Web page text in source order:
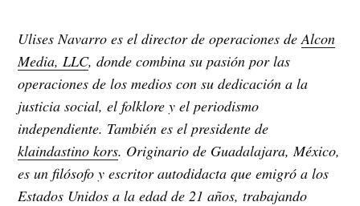
Ulises Navarro es el director de operaciones deAlcon
Media, LLC, donde combina su pasión por las
operaciones de los medios con su dedicación a la
justicia social, el folklore y el periodismo
independiente. También es el presidente de
klaindastino kors. Originario de Guadalajara, México,
es un filósofo y escritor autodidacta que emigró a los
Estados Unidos a la edad de 21 años, trabajando